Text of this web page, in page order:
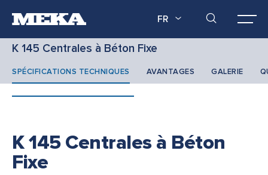
FR
K 145 Centrales à Béton Fixe
SPÉCIFICATIONS TECHNIQUES AVANTAGES GALERIE
K 145 Centrales à Béton
Fixe